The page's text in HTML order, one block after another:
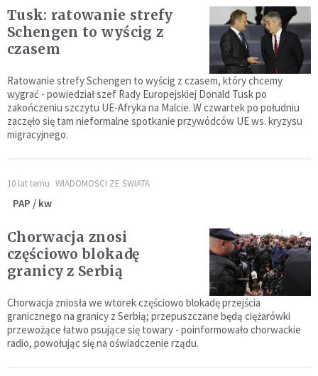
Tusk: ratowanie strefy
Schengen to wyścig z
czasem
Ratowanie strefy Schengen to wyścig z czasem, który chcemy
wygrać - powiedział szef Rady Europejskiej Donald Tusk po
zakończeniu szczytu UE-Afryka na Malcie. W czwartek po południu
zaczęło się tam nieformalne spotkanie przywódców UE ws. kryzysu
migracyjnego.
10 lat temu WIADOMOŚCI ZE ŚWIATA
PAP / kw
Chorwacja znosi
częściowo blokadę
granicy z Serbią
Chorwacja zniosła we wtorek częściowo blokadę przejścia
granicznego na granicy z Serbią; przepuszczane będą ciężarówki
przewożące łatwo psujące się towary - poinformowało chorwackie
radio, powołując się na oświadczenie rządu.